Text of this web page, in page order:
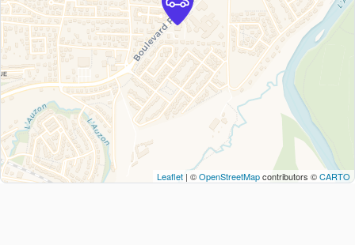
Leaflet | ©OpenStreetMapcontributors ©CARTO